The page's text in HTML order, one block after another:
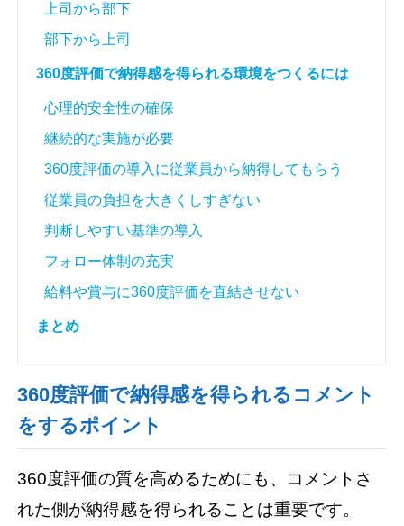
上司から部下
部下から上司
360度評価で納得感を得られる環境をつくるには
心理的安全性の確保
継続的な実施が必要
360度評価の導入に従業員から納得してもらう
従業員の負担を大きくしすぎない
判断しやすい基準の導入
フォロー体制の充実
給料や賞与に360度評価を直結させない
まとめ
360度評価で納得感を得られるコメント
をするポイント
360度評価の質を高めるためにも、コメントさ
れた側が納得感を得られることは重要です。